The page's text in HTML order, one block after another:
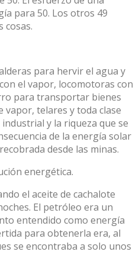
para 50. Los otros 49
cosas.
para hervir el agua y
el vapor, locomotoras con
para transportar bienes
vapor, telares y toda clase
y la riqueza que se
de la energía solar
desde las minas.
energética.
el aceite de cachalote
El petróleo era un
entendido como energía
para obtenerla era, al
se encontraba a solo unos